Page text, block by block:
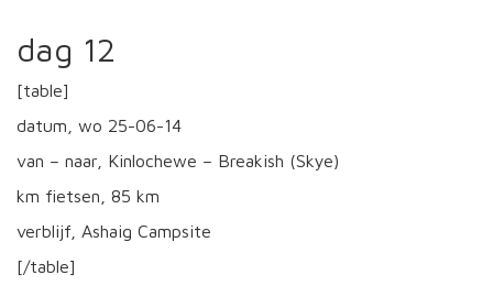
dag 12
[table]
datum, wo 25-06-14
van – naar, Kinlochewe – Breakish (Skye)
km fietsen, 85 km
verblijf, Ashaig Campsite
[/table]